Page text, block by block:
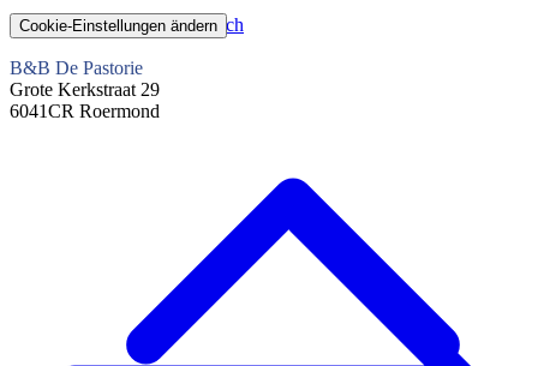
Planen Sie Ihren Besuch
Cookie-Einstellungen ändern
B&B De Pastorie
Grote Kerkstraat 29
6041CR Roermond